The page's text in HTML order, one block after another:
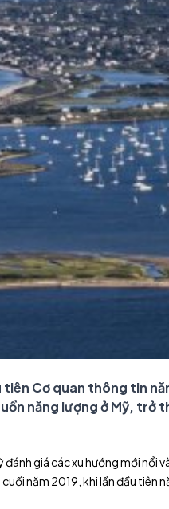
tiên Cơ quan thông tin
năng lượng ở Mỹ,
giá các xu hướng mới nổi
năm 2019, khi lần đầu